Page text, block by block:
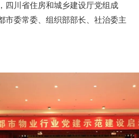
四川省住房和城乡建设厅党组成
市委常委、组织部部长、社治委主